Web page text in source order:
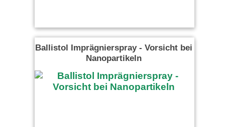
Ballistol Imprägnierspray - Vorsicht bei
Nanopartikeln